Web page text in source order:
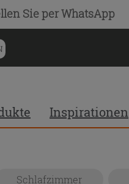
Sieper WhatsApp
Inspirationen
Schlafzimmer